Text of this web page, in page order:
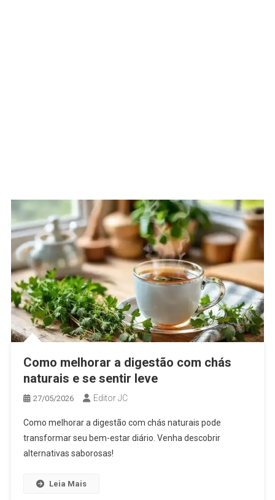
Como melhorar a digestão com chás
naturais e se sentir leve
27/05/2026 Editor JC
Como melhorar a digestão com chás naturais pode
transformar seu bem-estar diário. Venha descobrir
alternativas saborosas!
Leia Mais